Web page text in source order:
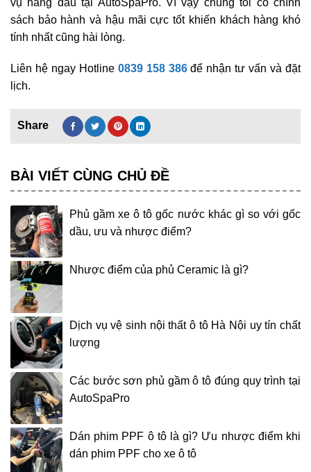
sách bảo hành và hậu mãi cực tốt khiến khách hàng khó
tính nhất cũng hài lòng.
Liên hệ ngay Hotline 0839 158 386để nhận tư vấn và đặt
lịch.
BÀI VIẾT CÙNG CHỦ ĐỀ
Phủ gầm xe ô tô gốc nước khác gì so với gốc
dầu, ưu và nhược điểm?
Nhược điểm của phủ Ceramic là gì?
Dịch vụ vệ sinh nội thất ô tô Hà Nội uy tín chất
lượng
Các bước sơn phủ gầm ô tô đúng quy trình tại
AutoSpaPro
Dán phim PPF ô tô là gì? Ưu nhược điểm khi
dán phim PPF cho xe ô tô